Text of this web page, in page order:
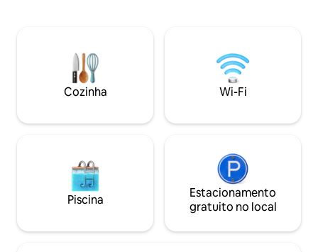
resort (sala de jogos, teatros privados,
spa, academia).
secar roupa
px O hotel tem transporte gratuito para
lojas e
desta uma férias
Cozinha Wi-Fi
Piscina
Estacionamento
gratuito no local